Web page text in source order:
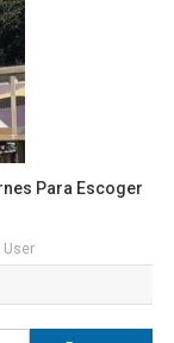
Para Escoger
User